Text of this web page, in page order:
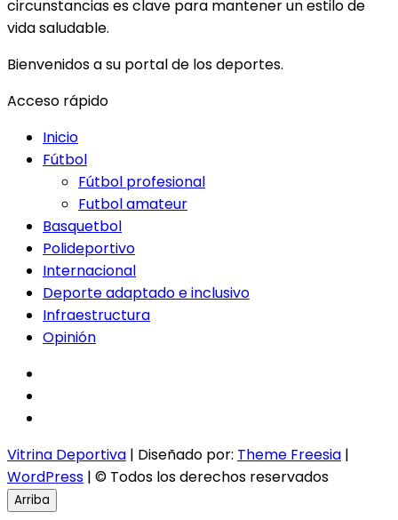
circunstancias es clave para mantener un estilo de
vida saludable.
Bienvenidos a su portal de los deportes.
Acceso rápido
Inicio
Fútbol
Fútbol profesional
Futbol amateur
Basquetbol
Polideportivo
Internacional
Deporte adaptado e inclusivo
Infraestructura
Opinión
Vitrina Deportiva | Diseñado por: Theme Freesia |
WordPress | © Todos los derechos reservados
Arriba